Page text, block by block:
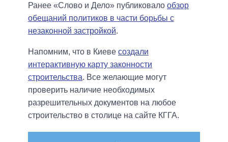
Ранее «Слово и Дело» публиковало обзор
обещаний политиков в части борьбы с
незаконной застройкой.
Напомним, что в Киеве создали
интерактивную карту законности
строительства. Все желающие могут
проверить наличие необходимых
разрешительных документов на любое
строительство в столице на сайте КГГА.